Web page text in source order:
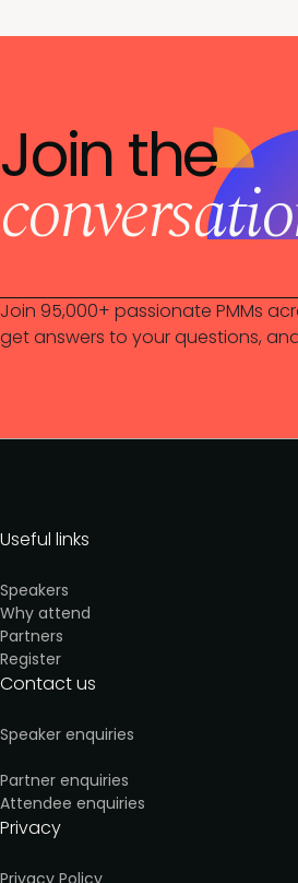
Join the
Join 95,000+ passionate PMMs
get answers to your questions,
Useful links
Speakers
Why attend
Partners
Register
Contact us
Speaker enquiries
Partner enquiries
Attendee enquiries
Privacy
Privacy Policy